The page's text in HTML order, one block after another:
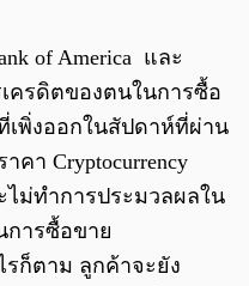
of America และ
ครดิตของตนในการซื้อ
เพิ่งออกในสัปดาห์ที่ผ่าน
คา Cryptocurrency
ม่ทำการประมวลผลใน
การซื้อขาย
รก็ตาม ลูกค้าจะยัง